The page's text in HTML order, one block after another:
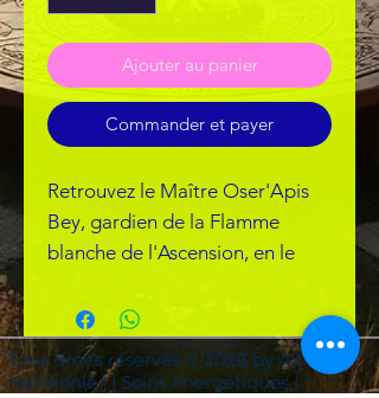
Ajouter au panier
Commander et payer
Retrouvez le Maître Oser'Apis
Bey, gardien de la Flamme
blanche de l'Ascension, en le
la Bien Aimée Altea Amira, au
coeur des Mystères de
l'Ancienne Egypte.
Tous droits réservés © 2026 by Altea
Harmonie | | Soins énergétiques |